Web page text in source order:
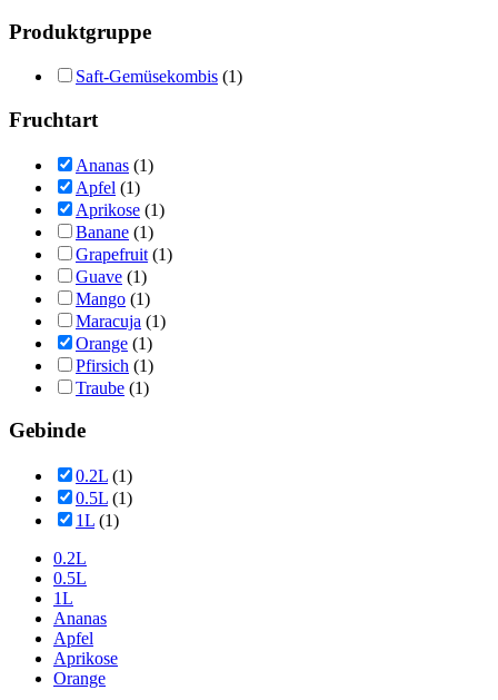
Produktgruppe
Saft-Gemüsekombis (1)
Fruchtart
Ananas (1)
Apfel (1)
Aprikose (1)
Banane (1)
Grapefruit (1)
Guave (1)
Mango (1)
Maracuja (1)
Orange (1)
Pfirsich (1)
Traube (1)
Gebinde
0.2L (1)
0.5L (1)
1L (1)
0.2L
0.5L
1L
Ananas
Apfel
Aprikose
Orange